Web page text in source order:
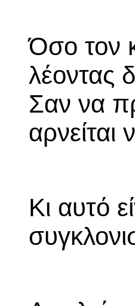
Όσο τον
λέοντας
Σαν να
Κι αυτό